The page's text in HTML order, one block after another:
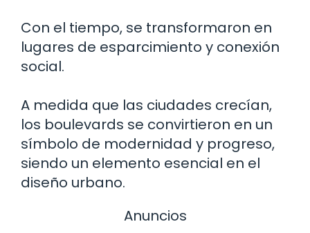
Con el tiempo, se transformaron en
lugares de esparcimiento y conexión
social.
A medida que las ciudades crecían,
los boulevards se convirtieron en un
símbolo de modernidad y progreso,
siendo un elemento esencial en el
diseño urbano.
Anuncios